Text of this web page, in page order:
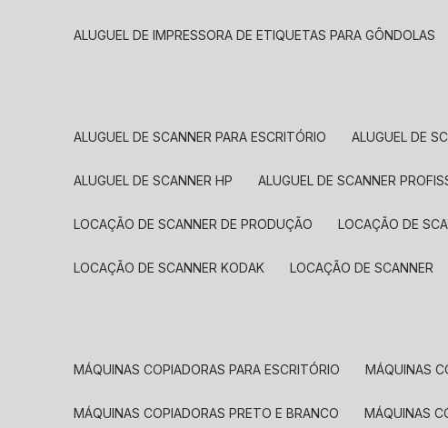
ALUGUEL DE IMPRESSORA DE ETIQUETAS PARA GÔNDOLAS
ALUGUEL DE SCANNER PARA ESCRITÓRIO ALUGUEL DE
ALUGUEL DE SCANNER HP ALUGUEL DE SCANNER
LOCAÇÃO DE SCANNER DE PRODUÇÃO LOCAÇÃO DE
LOCAÇÃO DE SCANNER KODAK LOCAÇÃO DE SCANNER
MÁQUINAS COPIADORAS PARA ESCRITÓRIO MÁQUINAS
MÁQUINAS COPIADORAS PRETO E BRANCO MÁQUINAS